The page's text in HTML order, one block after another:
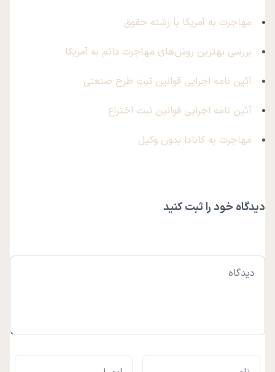
مهاجرت به آمریکا با رشته حقوق
بررسی بهترین روش‌های مهاجرت دائم به آمریکا
آئین نامه اجرایی قوانین ثبت طرح صنعتی
آئین نامه اجرایی قوانین ثبت اختراع
مهاجرت به کانادا بدون وکیل
دیدگاه خود را ثبت کنید